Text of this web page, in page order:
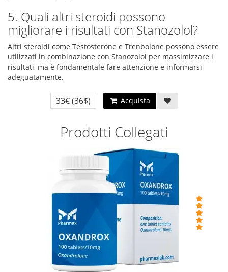
5. Quali altri steroidi possono
migliorare i risultati con Stanozolol?
Altri steroidi come Testosterone e Trenbolone possono essere
utilizzati in combinazione con Stanozolol per massimizzare i
risultati, ma è fondamentale fare attenzione e informarsi
adeguatamente.
33€(36$) Acquista
Prodotti Collegati